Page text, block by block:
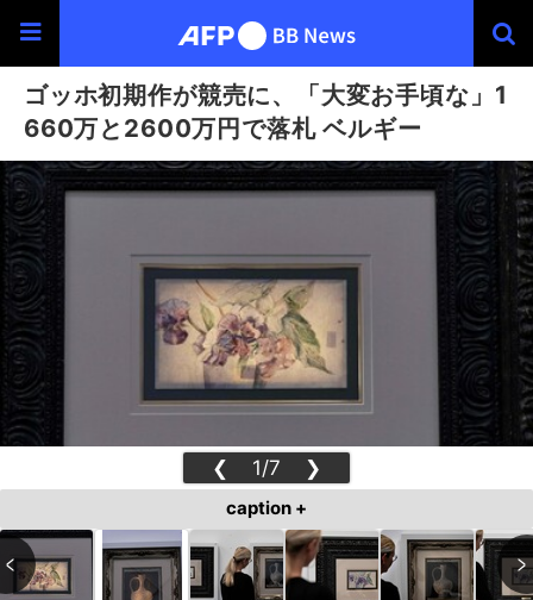
ゴッホ初期作が競売に、「大変お手頃な」1
660万と2600万円で落札 ベルギー
❮ 1/7 ❯
caption +